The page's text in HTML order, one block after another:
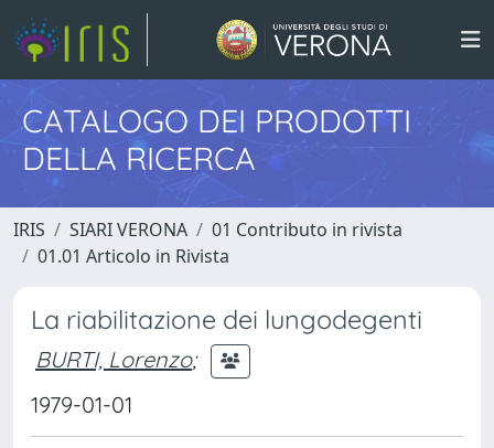
CATALOGO DEI PRODOTTI
DELLA RICERCA
IRIS SIARI VERONA
01 Contributo in rivista
01.01 Articolo in Rivista
La riabilitazione dei lungodegenti
BURTI, Lorenzo;
1979-01-01